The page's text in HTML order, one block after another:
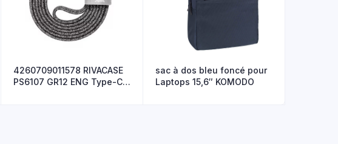
4260709011578 RIVACASE
PS6107 GR12 ENG Type-C /
sac à dos bleu foncé pour
Laptops 15,6″ KOMODO